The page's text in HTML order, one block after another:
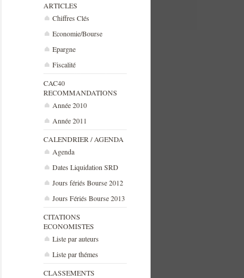
ARTICLES
Chiffres Clés
Economie/Bourse
Epargne
Fiscalité
CAC40
RECOMMANDATIONS
Année 2010
Année 2011
CALENDRIER / AGENDA
Agenda
Dates Liquidation SRD
Jours fériés Bourse 2012
Jours Fériés Bourse 2013
CITATIONS
ECONOMISTES
Liste par auteurs
Liste par thémes
CLASSEMENTS